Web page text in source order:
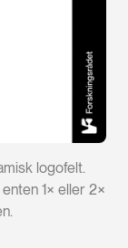
logofelt.
1× eller 2×